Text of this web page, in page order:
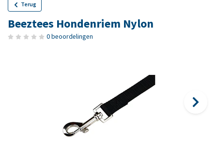
Terug
Beeztees Hondenriem Nylon
0 beoordelingen